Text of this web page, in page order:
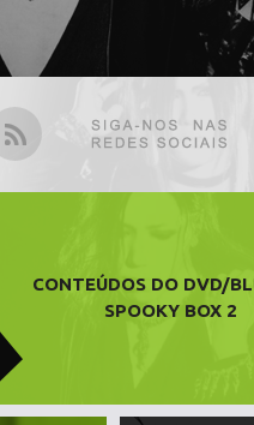
CONTEÚDOS DO DVD/
SPOOKY BOX 2